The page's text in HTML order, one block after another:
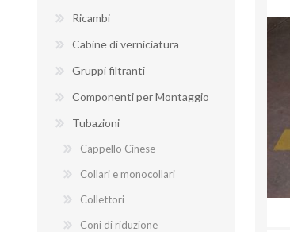
BANCHI ASPIRANTI
Ricambi
Cabine di verniciatura
Gruppi filtranti
Componenti per Montaggio
Tubazioni
Cappello Cinese
Collari e monocollari
Collettori
Coni di riduzione